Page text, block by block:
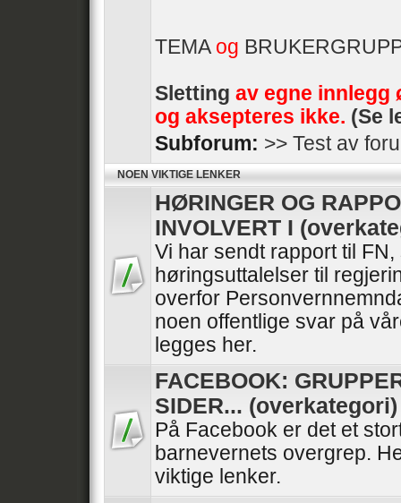
TEMAog
Sletting av egne innlegg
og aksepteres ikke. (Se
Subforum: >> Test av
NOEN VIKTIGE LENKER
HØRINGER OG
INVOLVERT I
Vi har sendt rapport til
høringsuttalelser til
overfor
noen offentlige svar på
legges her.
FACEBOOK:
SIDER... (overkategori)
På Facebook er det et
barnevernets overgrep.
viktige lenker.